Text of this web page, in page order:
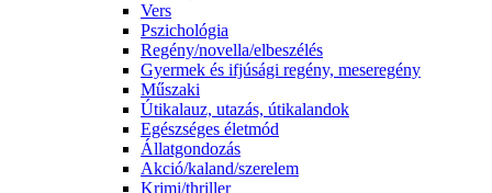
Vers
Pszichológia
Regény/novella/elbeszélés
Gyermek és ifjúsági regény, meseregény
Műszaki
Útikalauz, utazás, útikalandok
Egészséges életmód
Állatgondozás
Akció/kaland/szerelem
Krimi/thriller